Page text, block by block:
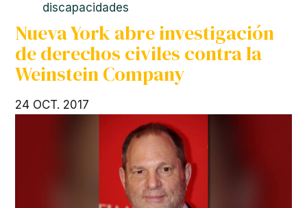
discapacidades
Nueva York abre investigación
de derechos civiles contra la
Weinstein Company
24 OCT. 2017